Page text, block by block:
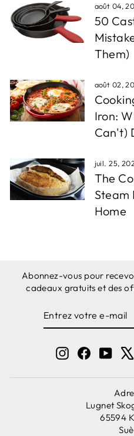
août 04,
50
Them)
août 02,
Iron:
Can't)
juil. 25,
The
Steam
Home
Abonnez-vous pour
cadeaux gratuits et des
InstagramFacebook
Lugnet
65594